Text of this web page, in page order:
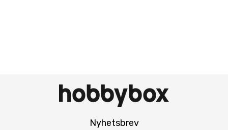
Nyhetsbrev